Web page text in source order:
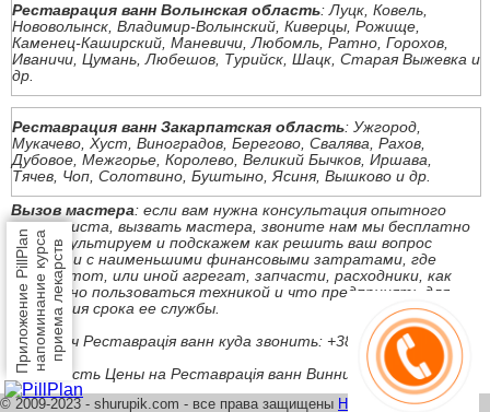
Приложение PillPlanнапоминание курсаприема лекарств
Реставрация ванн Волынская область: Луцк, Ковель,
Нововолынск, Владимир-Волынский, Киверцы, Рожище,
Каменец-Каширский, Маневичи, Любомль, Ратно, Горохов,
Иваничи, Цумань, Любешов, Турийск, Шацк, Старая Выжевка и
др.
Реставрация ванн Закарпатская область: Ужгород,
Мукачево, Хуст, Виноградов, Берегово, Свалява, Рахов,
Дубовое, Межгорье, Королево, Великий Бычков, Иршава,
Тячев, Чоп, Солотвино, Буштыно, Ясиня, Вышково и др.
Вызов мастера: если вам нужна консультация опытного
специалиста, вызвать мастера, звоните нам мы бесплатно
проконсультируем и подскажем как решить ваш вопрос
быстро и с наименьшими финансовыми затратами, где
купить тот, или иной агрегат, запчасти, расходники, как
безопасно пользоваться техникой и что предпринять для
продления срока ее службы.
Под ключ Реставрація ванн куда звонить: +38 (098) 667-66-23
Стоимость Цены на Реставрація ванн Винница
© 2009-2023 - shurupik.com - все права защищены Написать нам|